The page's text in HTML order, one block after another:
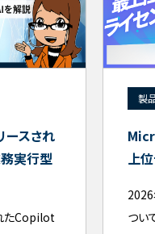
スされ
実行型
たCopilot
製
上
つい